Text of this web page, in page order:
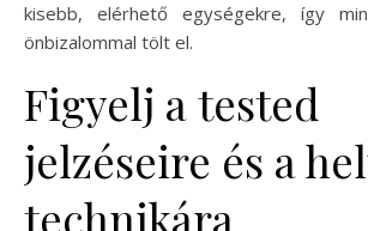
kisebb, elérhető egységekre, így
önbizalommal tölt el.
Figyelj a tested
jelzéseire és a
technikára